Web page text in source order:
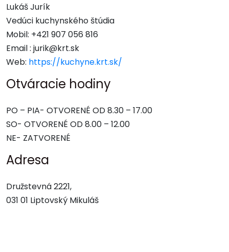
Lukáš Jurík
Vedúci kuchynského štúdia
Mobil: +421 907 056 816
Email : jurik@krt.sk
Web: https://kuchyne.krt.sk/
Otváracie hodiny
PO – PIA- OTVORENÉ OD 8.30 – 17.00
SO- OTVORENÉ OD 8.00 – 12.00
NE- ZATVORENÉ
Adresa
Družstevná 2221,
031 01 Liptovský Mikuláš